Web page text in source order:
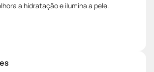
a hidratação e ilumina a pele.